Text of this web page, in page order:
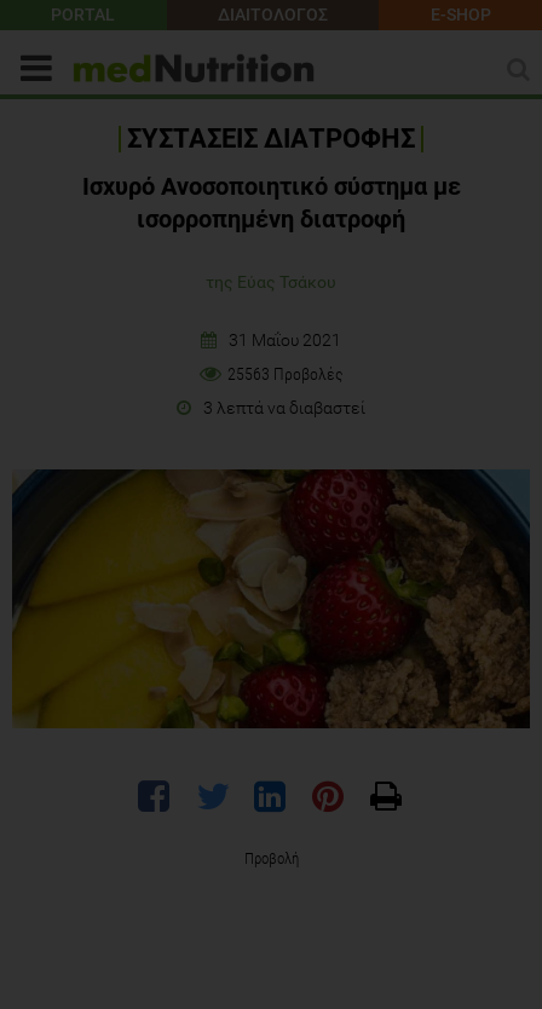
PORTAL ΔΙΑΙΤΟΛΟΓΟΣ E-SHOP
ΣΥΣΤΑΣΕΙΣ ΔΙΑΤΡΟΦΗΣ
Ισχυρό Ανοσοποιητικό σύστημα με
ισορροπημένη διατροφή
της Εύας Τσάκου
31 Μαΐου 2021
25563 Προβολές
3 λεπτά να διαβαστεί
Προβολή